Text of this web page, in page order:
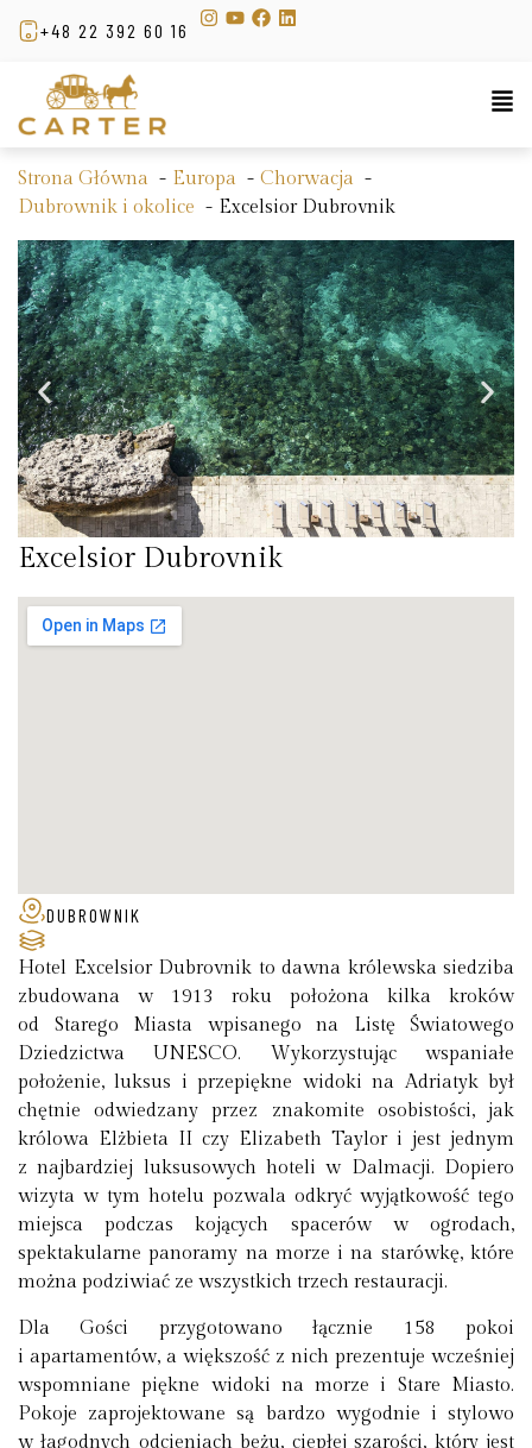
+48 22 392 60 16
Strona Główna Europa
Chorwacja
Dubrownik i okolice
Excelsior Dubrovnik
Excelsior Dubrovnik
DUBROWNIK
Hotel Excelsior Dubrovnik to dawna królewska siedziba
zbudowana w 1913 roku położona kilka kroków
od Starego Miasta wpisanego na Listę Światowego
Dziedzictwa UNESCO. Wykorzystując wspaniałe
położenie, luksus i przepiękne widoki na Adriatyk był
chętnie odwiedzany przez znakomite osobistości, jak
królowa Elżbieta II czy Elizabeth Taylor i jest jednym
z najbardziej luksusowych hoteli w Dalmacji. Dopiero
wizyta w tym hotelu pozwala odkryć wyjątkowość tego
miejsca podczas kojących spacerów w ogrodach,
spektakularne panoramy na morze i na starówkę, które
można podziwiać ze wszystkich trzech restauracji.
Dla Gości przygotowano łącznie 158 pokoi
i apartamentów, a większość z nich prezentuje wcześniej
wspomniane piękne widoki na morze i Stare Miasto.
Pokoje zaprojektowane są bardzo wygodnie i stylowo
w łagodnych odcieniach beżu, ciepłej szarości, który jest